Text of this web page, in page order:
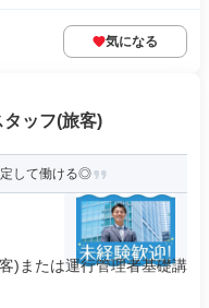
気になる
タッフ(旅客)
定して働ける◎
)または運行管理者基礎講